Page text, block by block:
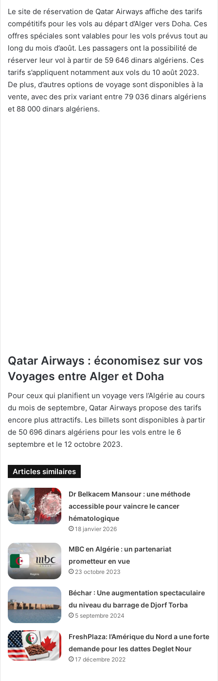
Le site de réservation de Qatar Airways affiche des tarifs
compétitifs pour les vols au départ d’Alger vers Doha. Ces
offres spéciales sont valables pour les vols prévus tout au
long du mois d’août. Les passagers ont la possibilité de
réserver leur vol à partir de 59 646 dinars algériens. Ces
tarifs s’appliquent notamment aux vols du 10 août 2023.
De plus, d’autres options de voyage sont disponibles à la
vente, avec des prix variant entre 79 036 dinars algériens
et 88 000 dinars algériens.
Qatar Airways : économisez sur vos
Voyages entre Alger et Doha
Pour ceux qui planifient un voyage vers l’Algérie au cours
du mois de septembre, Qatar Airways propose des tarifs
encore plus attractifs. Les billets sont disponibles à partir
de 50 696 dinars algériens pour les vols entre le 6
septembre et le 12 octobre 2023.
Articles similaires
Dr Belkacem Mansour : une méthode
accessible pour vaincre le cancer
hématologique
18 janvier 2026
MBC en Algérie : un partenariat
prometteur en vue
23 octobre 2023
Béchar : Une augmentation spectaculaire
du niveau du barrage de Djorf Torba
5 septembre 2024
FreshPlaza: l’Amérique du Nord a une forte
demande pour les dattes Deglet Nour
17 décembre 2022